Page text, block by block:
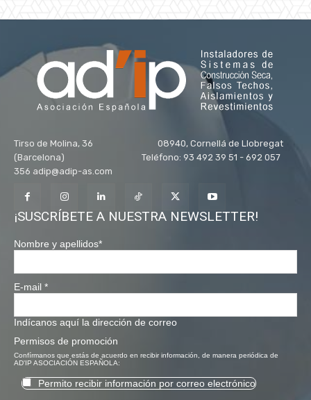
Tirso de Molina, 36 08940, Cornellá de Llobregat
(Barcelona) Teléfono: 93 492 39 51 - 692 057
356 adip@adip-as.com
¡SUSCRÍBETE A NUESTRA NEWSLETTER!
Nombre y apellidos*
E-mail *
Indícanos aquí la dirección de correo
Permisos de promoción
Confírmanos que estás de acuerdo en recibir información, de manera periódica de
AD'IP ASOCIACIÓN ESPAÑOLA:
Permito recibir información por correo electrónico